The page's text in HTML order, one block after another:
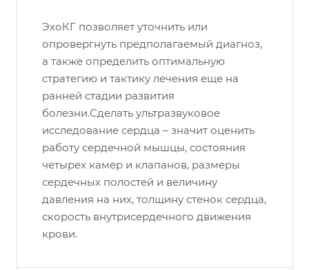
ЭхоКГ позволяет уточнить или
опровергнуть предполагаемый диагноз,
а также определить оптимальную
стратегию и тактику лечения еще на
ранней стадии развития
болезни.Сделать ультразвуковое
исследование сердца – значит оценить
работу сердечной мышцы, состояния
четырех камер и клапанов, размеры
сердечных полостей и величину
давления на них, толщину стенок сердца,
скорость внутрисердечного движения
крови.